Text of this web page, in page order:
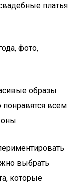
платья
образы
всем
выбрать
которые